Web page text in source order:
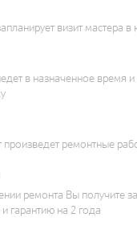
визит мастера в
в назначенное время
произведет ремонтные
ремонта Вы получите
гарантию на 2 года